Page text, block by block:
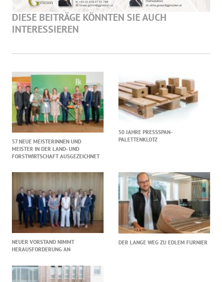
DIESE BEITRÄGE KÖNNTEN SIE AUCH
INTERESSIEREN
57 NEUE MEISTERINNEN UND
MEISTER IN DER LAND- UND
FORSTWIRTSCHAFT AUSGEZEICHNET
50 JAHRE PRESSSPAN-
PALETTENKLOTZ
NEUER VORSTAND NIMMT
HERAUSFORDERUNG AN
DER LANGE WEG ZU EDLEM FURNIER